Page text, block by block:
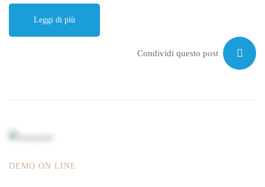
Leggi di più
Condividi questo post
DEMO ON LINE